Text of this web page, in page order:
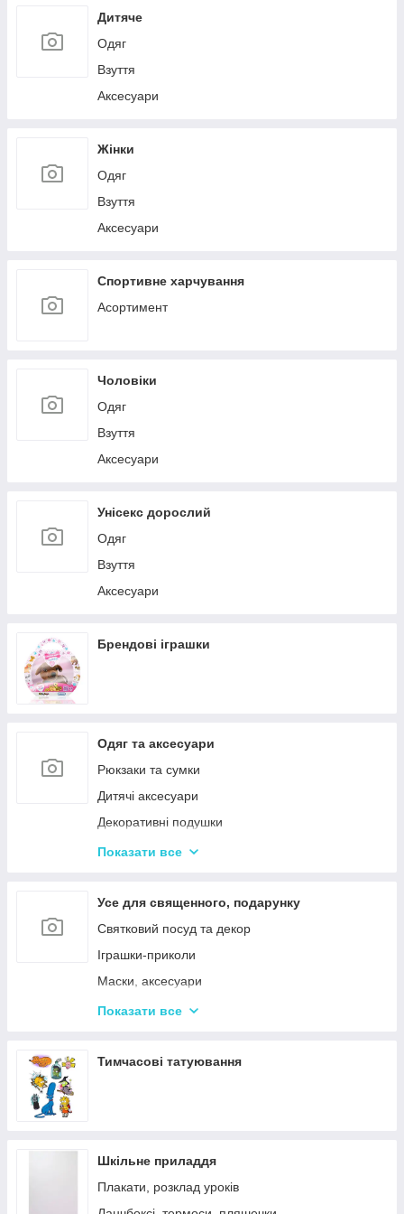
Дитяче
Одяг
Взуття
Аксесуари
Жінки
Одяг
Взуття
Аксесуари
Спортивне харчування
Асортимент
Чоловіки
Одяг
Взуття
Аксесуари
Унісекс дорослий
Одяг
Взуття
Аксесуари
Брендові іграшки
Одяг та аксесуари
Рюкзаки та сумки
Дитячі аксесуари
Декоративні подушки
Дитячі парасольки
Показати все
Усе для священного, подарунку
Святковий посуд та декор
Іграшки-приколи
Маски, аксесуари
Повітряні кульки
Фоторамки і фотоальбоми
Показати все
Тимчасові татуювання
Шкільне приладдя
Плакати, розклад уроків